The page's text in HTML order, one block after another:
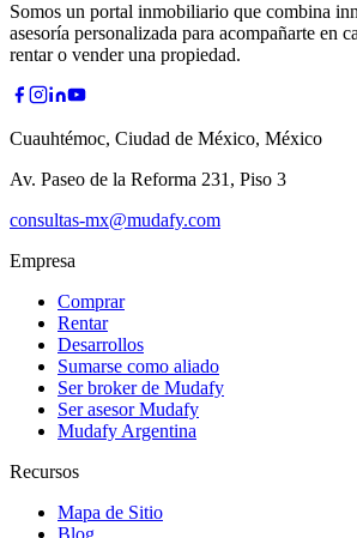
Somos un portal inmobiliario que combina
asesoría personalizada para acompañarte en
rentar o vender una propiedad.
Cuauhtémoc, Ciudad de México, México
Av. Paseo de la Reforma 231, Piso 3
consultas-mx@mudafy.com
Empresa
Comprar
Rentar
Desarrollos
Sumarse como aliado
Ser broker de Mudafy
Ser asesor Mudafy
Mudafy Argentina
Recursos
Mapa de Sitio
Blog